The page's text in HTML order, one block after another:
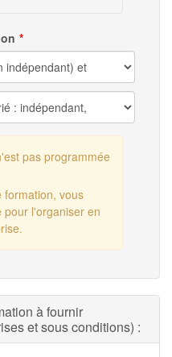
pas programmée
formation, vous
l'organiser en
à fournir
et sous conditions) :